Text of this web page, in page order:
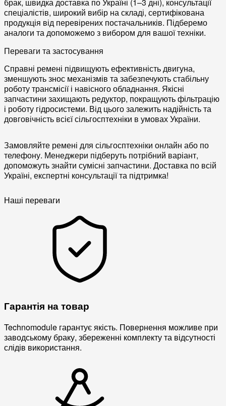
спеціалістів, широкий вибір на складі, сертифікована
продукція від перевірених постачальників. Підберемо
аналоги та допоможемо з вибором для вашої техніки.
Переваги та застосування
Справні ремені підвищуютьефективність двигуна,
зменшують знос механізмів та забезпечують стабільну
роботутрансмісіїі навісного обладнання. Якісні
запчастини захищають редуктор, покращуютьфільтрацію
і роботу гідросистеми. Від цього залежить надійність та
довговічність всієї сільгосптехніки в умовах України.
Замовляйте ремені для сільгосптехніки онлайн або по
телефону. Менеджери підберуть потрібний варіант,
допоможуть знайти сумісні запчастини. Доставка по всій
Україні, експертні консультації та підтримка!
Наші переваги
Гарантія на товар
Technomodule гарантує якість. Повернення можливе при
заводському браку, збереженні комплекту та відсутності
слідів використання.